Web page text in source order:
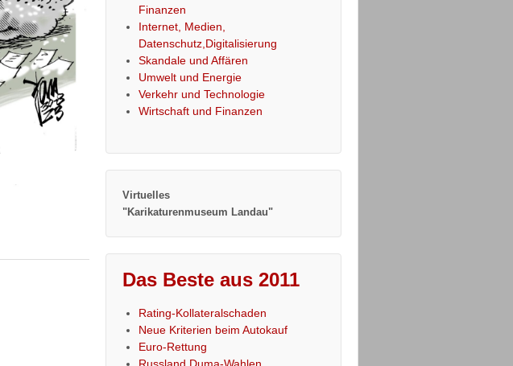
Finanzen
Internet, Medien,
Datenschutz,Digitalisierung
Skandale und Affären
Umwelt und Energie
Verkehr und Technologie
Wirtschaft und Finanzen
Virtuelles
"Karikaturenmuseum Landau"
Das Beste aus 2011
Rating-Kollateralschaden
Neue Kriterien beim Autokauf
Euro-Rettung